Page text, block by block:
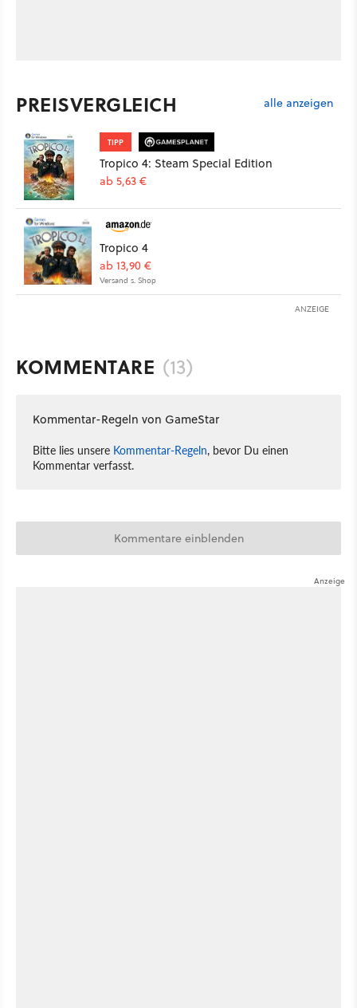
PREISVERGLEICH alle anzeigen
TIPP
Tropico 4: Steam Special Edition
ab 5,63 €
Tropico 4
ab 13,90 €
Versand s. Shop
ANZEIGE
KOMMENTARE (13)
Kommentar-Regeln von GameStar
Bitte lies unsere Kommentar-Regeln, bevor Du einen
Kommentar verfasst.
Kommentare einblenden